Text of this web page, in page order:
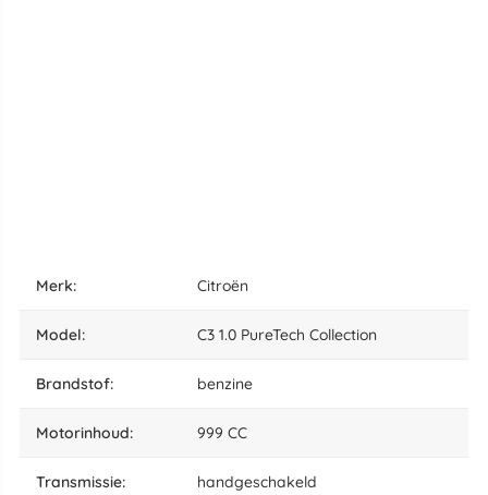
merk: Citroën
model: C3 1.0 PureTech Collection
brandstof: benzine
motorinhoud: 999 CC
transmissie: handgeschakeld